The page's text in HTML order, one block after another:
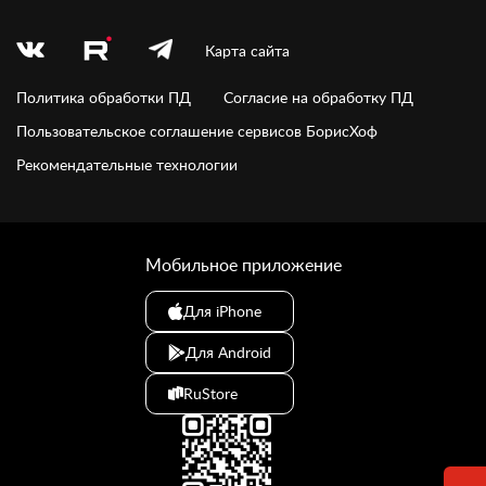
Карта сайта
Политика обработки ПД
Согласие на обработку ПД
Пользовательское соглашение сервисов БорисХоф
Рекомендательные технологии
Мобильное приложение
Для iPhone
Для Android
RuStore